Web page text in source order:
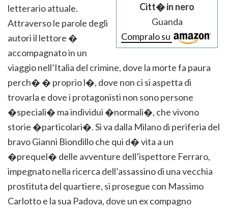
Citt� in nero
Guanda
Compralo su
letterario attuale.
Attraverso le parole degli
autori il lettore �
accompagnato in un
viaggio nell’Italia del crimine, dove la morte fa paura
perch� � proprio l�, dove non ci si aspetta di
trovarla e dove i protagonisti non sono persone
�speciali� ma individui �normali�, che vivono
storie �particolari�. Si va dalla Milano di periferia del
bravo Gianni Biondillo che qui d� vita a un
�prequel� delle avventure dell’ispettore Ferraro,
impegnato nella ricerca dell’assassino di una vecchia
prostituta del quartiere, si prosegue con Massimo
Carlotto e la sua Padova, dove un ex compagno